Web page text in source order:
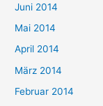
Juni 2014
Mai 2014
April 2014
März 2014
Februar 2014